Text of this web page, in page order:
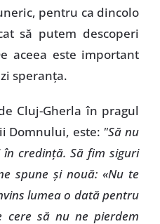
pentru ca dincolo
să putem descoperi
aceea este important
speranţa.
Cluj-Gherla în pragul
Domnului, este: "Să nu
credinţă. Să fim siguri
spune şi nouă: «Nu te
lumea o dată pentru
cere să nu ne pierdem